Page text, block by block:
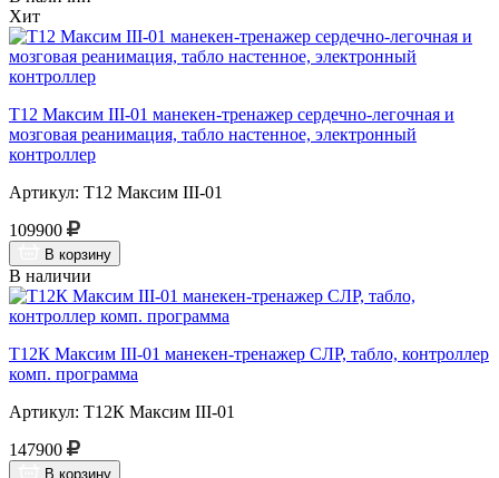
Хит
Т12 Максим III-01 манекен-тренажер сердечно-легочная и
мозговая реанимация, табло настенное, электронный
контроллер
Артикул: Т12 Максим III-01
109900
В корзину
В наличии
Т12К Максим III-01 манекен-тренажер СЛР, табло, контроллер
комп. программа
Артикул: Т12К Максим III-01
147900
В корзину